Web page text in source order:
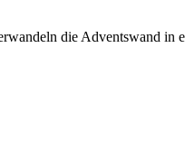
die Adventswand in